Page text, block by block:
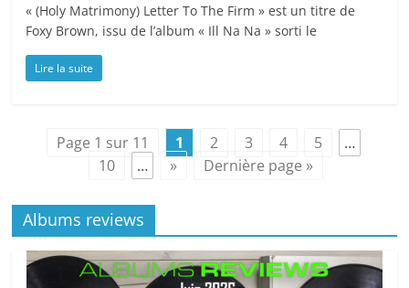
« (Holy Matrimony) Letter To The Firm » est un titre de
Foxy Brown, issu de l’album « Ill Na Na » sorti le
Lire la suite
Page 1 sur 11 1 2 3 4 5
…
10
… » Dernière page »
Albums reviews